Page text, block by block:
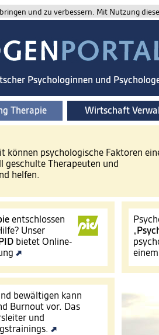
und zu verbessern. Mit Nutzung
Psychologinnen und
Therapie Wirtschaft
können psychologische Faktoren
geschulte Therapeuten und
helfen.
entschlossen
Unser
bietet Online-
„
bewältigen kann
Burnout vor. Das
und